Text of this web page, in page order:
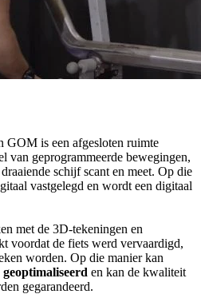
GOM is een afgesloten ruimte
van geprogrammeerde bewegingen,
schijf scant en meet. Op die
vastgelegd en wordt een digitaal
met de 3D-tekeningen en
voordat de fiets werd vervaardigd,
worden. Op die manier kan
en kan de kwaliteit
gegarandeerd.